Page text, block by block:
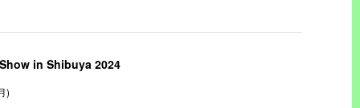
in Shibuya 2024
)